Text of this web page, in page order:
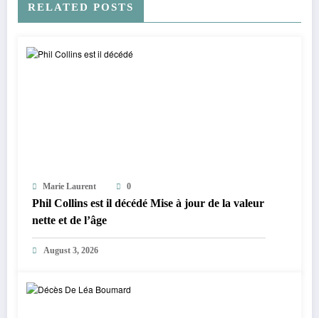
RELATED POSTS
Marie Laurent 0
Phil Collins est il décédé Mise à jour de la valeur
nette et de l’âge
August 3, 2026